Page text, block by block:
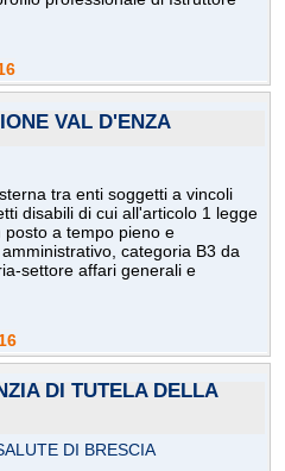
VAL D'ENZA
tra enti soggetti a vincoli
disabili di cui all'articolo 1 legge
a tempo pieno e
categoria B3 da
settore affari generali e
DI TUTELA DELLA
DI BRESCIA